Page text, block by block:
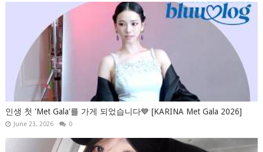
인생 첫 'Met Gala'를 가게 되었습니다💙 [KARINA Met Gala 2026]
June 23, 2026 0